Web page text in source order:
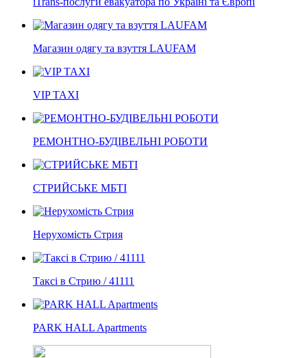
Магазин одягу та взуття LAUFAM
VIP TAXI
РЕМОНТНО-БУДІВЕЛЬНІ РОБОТИ
СТРИЙСЬКЕ МБТІ
Нерухомість Стрия
Таксі в Стрию / 41111
PARK HALL Apartments